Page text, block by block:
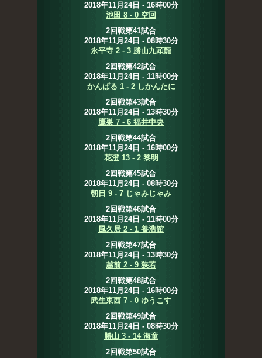
2018年11月24日 - 16時00分
池田 8 - 0 空回
2回戦第41試合
2018年11月24日 - 08時30分
永平寺 2 - 3 勝山九頭龍
2回戦第42試合
2018年11月24日 - 11時00分
かんぱる 1 - 2 しかんたに
2回戦第43試合
2018年11月24日 - 13時30分
鷹巣 7 - 6 福井中央
2回戦第44試合
2018年11月24日 - 16時00分
花澄 13 - 2 黎明
2回戦第45試合
2018年11月24日 - 08時30分
朝日 9 - 7 じゃみじゃみ
2回戦第46試合
2018年11月24日 - 11時00分
風久居 2 - 1 養浩館
2回戦第47試合
2018年11月24日 - 13時30分
越前 2 - 9 狭若
2回戦第48試合
2018年11月24日 - 16時00分
武生東西 7 - 0 ゆうこす
2回戦第49試合
2018年11月24日 - 08時30分
勝山 3 - 14 海童
2回戦第50試合